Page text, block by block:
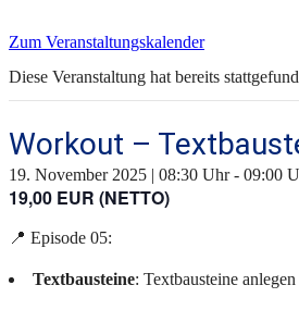
Zum Veranstaltungskalender
Diese Veranstaltung hat bereits
Workout –
19. November 2025 | 08:30 Uhr- 09:00
19,00 EUR (NETTO)
📍 Episode 05:
Textbausteine: Textbausteine